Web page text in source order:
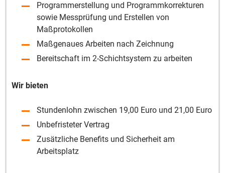
Programmerstellung und Programmkorrekturen
sowie Messprüfung und Erstellen von
Maßprotokollen
Maßgenaues Arbeiten nach Zeichnung
Bereitschaft im 2-Schichtsystem zu arbeiten
Wir bieten
Stundenlohn zwischen 19,00 Euro und 21,00 Euro
Unbefristeter Vertrag
Zusätzliche Benefits und Sicherheit am
Arbeitsplatz